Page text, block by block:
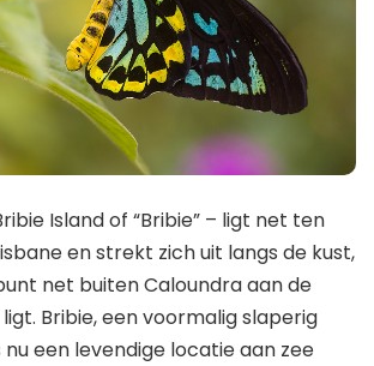
Island of “Bribie” – ligt net ten
en strekt zich uit langs de kust,
net buiten Caloundra aan de
Bribie, een voormalig slaperig
nu een levendige locatie aan zee